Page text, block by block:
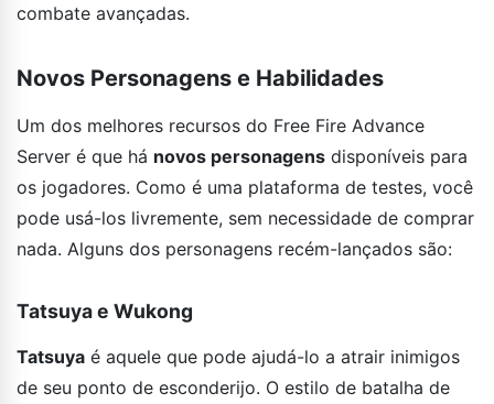
combate avançadas.
Novos Personagens e Habilidades
Um dos melhores recursos do Free Fire Advance
Server é que há novos personagens disponíveis para
os jogadores. Como é uma plataforma de testes, você
pode usá-los livremente, sem necessidade de comprar
nada. Alguns dos personagens recém-lançados são:
Tatsuya e Wukong
Tatsuya é aquele que pode ajudá-lo a atrair inimigos
de seu ponto de esconderijo. O estilo de batalha de